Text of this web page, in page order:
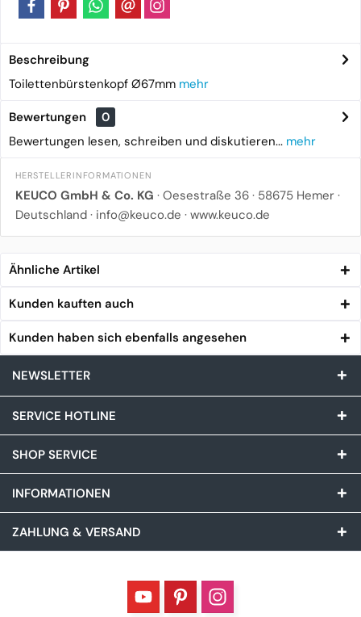
Beschreibung
Toilettenbürstenkopf Ø67mm mehr
Bewertungen
0
Bewertungen lesen, schreiben und diskutieren... mehr
HERSTELLERINFORMATIONEN
KEUCO GmbH & Co. KG · Oesestraße 36 · 58675 Hemer ·
Deutschland · info@keuco.de · www.keuco.de
Ähnliche Artikel
Kunden kauften auch
Kunden haben sich ebenfalls angesehen
NEWSLETTER
SERVICE HOTLINE
SHOP SERVICE
INFORMATIONEN
ZAHLUNG & VERSAND